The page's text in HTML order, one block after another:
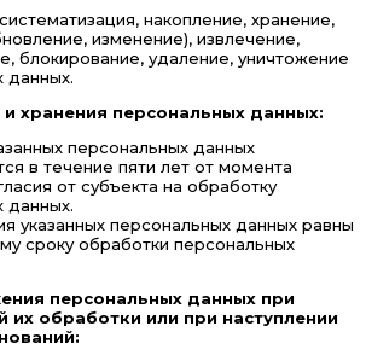
накопление, хранение,
изменение), извлечение,
блокирование, удаление, уничтожение
данных.
хранения персональных данных:
персональных данных
в течение пяти лет от момента
от субъекта на обработку
данных.
указанных персональных данных равны
сроку обработки персональных
персональных данных при
их обработки или при наступлении